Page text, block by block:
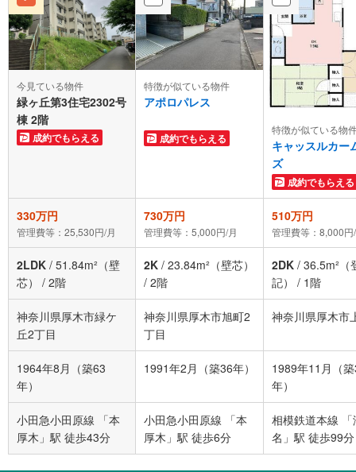
今見ている物件
緑ヶ丘第3住宅2302号
棟 2階
成約でもらえる
特徴が似ている物件
アポロパレス
成約でもらえる
特徴が似ている物
キャッスルカー
ズ
成約でもらえる
330万円
管理費等：25,530円/月
730万円
管理費等：5,000円/月
510万円
管理費等：8,000円
2LDK / 51.84m²（壁
芯）
/ 2階
2K / 23.84m²（壁芯）
/ 2階
2DK / 36.5m²（
記）
/ 1階
神奈川県厚木市緑ケ
丘2丁目
神奈川県厚木市旭町2
丁目
神奈川県厚木市
1964年8月（築63
年）
1991年2月（築36年）
1989年11月（
年）
小田急小田原線 「本
厚木」駅 徒歩43分
小田急小田原線 「本
厚木」駅 徒歩6分
相模鉄道本線 「
名」駅 徒歩99分